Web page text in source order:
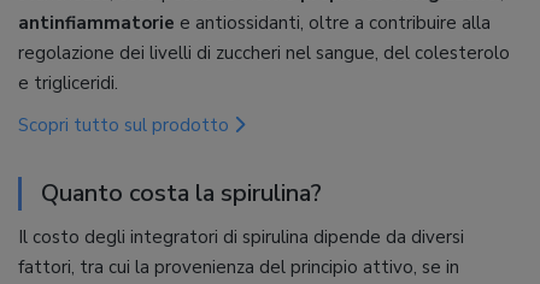
antinfiammatorie e antiossidanti, oltre a contribuire alla
regolazione dei livelli di zuccheri nel sangue, del colesterolo
e trigliceridi.
Scopri tutto sul prodotto
Quanto costa la spirulina?
Il costo degli integratori di spirulina dipende da diversi
fattori, tra cui la provenienza del principio attivo, se in